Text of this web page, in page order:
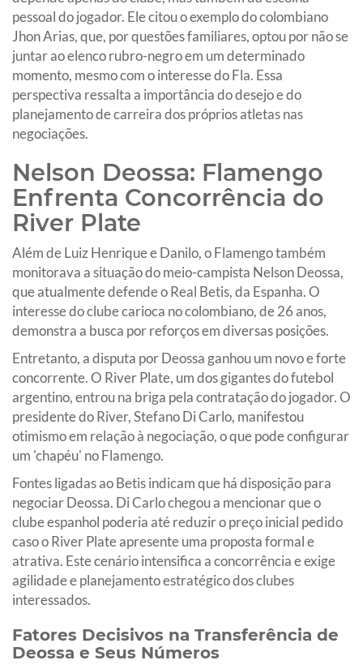
pessoal do jogador. Ele citou o exemplo do colombiano
Jhon Arias, que, por questões familiares, optou por não se
juntar ao elenco rubro-negro em um determinado
momento, mesmo com o interesse do Fla. Essa
perspectiva ressalta a importância do desejo e do
planejamento de carreira dos próprios atletas nas
negociações.
Nelson Deossa: Flamengo
Enfrenta Concorrência do
River Plate
Além de Luiz Henrique e Danilo, o Flamengo também
monitorava a situação do meio-campista Nelson Deossa,
que atualmente defende o Real Betis, da Espanha. O
interesse do clube carioca no colombiano, de 26 anos,
demonstra a busca por reforços em diversas posições.
Entretanto, a disputa por Deossa ganhou um novo e forte
concorrente. O River Plate, um dos gigantes do futebol
argentino, entrou na briga pela contratação do jogador. O
presidente do River, Stefano Di Carlo, manifestou
otimismo em relação à negociação, o que pode configurar
um 'chapéu' no Flamengo.
Fontes ligadas ao Betis indicam que há disposição para
negociar Deossa. Di Carlo chegou a mencionar que o
clube espanhol poderia até reduzir o preço inicial pedido
caso o River Plate apresente uma proposta formal e
atrativa. Este cenário intensifica a concorrência e exige
agilidade e planejamento estratégico dos clubes
interessados.
Fatores Decisivos na Transferência de
Deossa e Seus Números